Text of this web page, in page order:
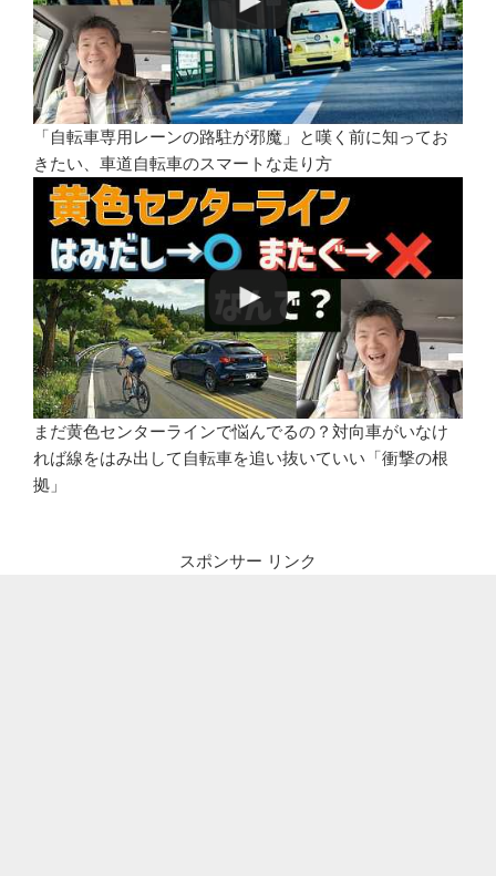
「自転車専用レーンの路駐が邪魔」と嘆く前に知ってお
きたい、車道自転車のスマートな走り方
まだ黄色センターラインで悩んでるの？対向車がいなけ
れば線をはみ出して自転車を追い抜いていい「衝撃の根
拠」
スポンサー リンク